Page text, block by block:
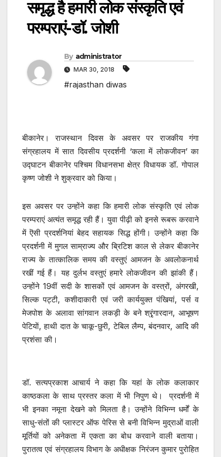
समृद्ध है हमारी लोक संस्कृति एवं
परम्पराएं-डॉ. जोशी
By administrator
MAR 30, 2018
#rajasthan diwas
बीकानेर। राजस्थान दिवस के अवसर पर राजकीय गंगा
संग्रहालय में सात दिवसीय प्रदर्शनी ‘कला में लोकजीवन’ का
उद्घाटन बीकानेर पश्चिम विधानसभा क्षेत्र विधायक डॉ. गोपाल
कृष्ण जोशी ने शुक्रवार को किया।
इस अवसर पर उन्होंने कहा कि हमारी लोक संस्कृति एवं लोक
परम्पराएं अत्यंत समृद्ध रही हैं। युवा पीढ़ी को इनसे रूबरू करवाने
में ऎसी प्रदर्शनियां बेहद सहायक सिद्ध होंगी। उन्होंने कहा कि
प्रदर्शनी में मुगल साम्राज्य और ब्रिटिश काल से लेकर बीकानेर
राज्य के तात्कालिक समय की वस्तुएं आमजन के अवलोकनार्थ
रखीं गई हैं। यह दुर्लभ वस्तुएं हमारे लोकजीवन की झांकी हैं।
उन्होंने 19वीं सदी के शासकों एवं आमजन के वस्त्रों, अंगरखी,
सिल्क पट्टी, कशीदाकारी एवं जरी कार्ययुक्त पंखियां, पर्स व
मेजपोश के अलावा सांगवान लकड़ी के बने श्रृृंगारदान, आभूषण
पेटियाें, हाथी दात के चाकू-छुरी, टेबिल लैम्प, बंदनवार, आदि की
प्रशंसा की।
डॉ. सत्यप्रकाश आचार्य ने कहा कि यहां के लोक कलाकार
काष्ठकला के साथ प्रस्तर कला में भी निपुण थे। प्रदर्शनी में
भी इनका नमूना देखने को मिलता है। उन्होंने विभिन्न धर्मों के
साधु-संतों की प्लास्टर ऑफ पेरिस से बनी विभिन्न मुद्राओं वाली
मूर्तियों को अनेकता में एकता का बोध करवाने वाली बताया।
पुरातत्व एवं संग्रहालय विभाग के अधीक्षक निरंजन कुमार पुरोहित